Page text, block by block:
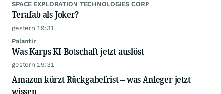
SPACE EXPLORATION TECHNOLOGIES CORP
Terafab als Joker?
gestern 19:31
Palantir
Was Karps KI-Botschaft jetzt auslöst
gestern 19:31
Amazon kürzt Rückgabefrist – was Anleger jetzt
wissen